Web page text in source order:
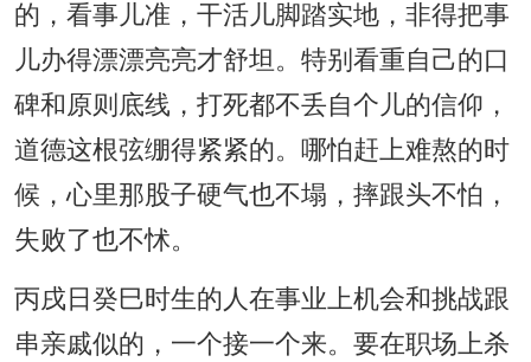
的，看事儿准，干活儿脚踏实地，非得把事
儿办得漂漂亮亮才舒坦。特别看重自己的口
碑和原则底线，打死都不丢自个儿的信仰，
道德这根弦绷得紧紧的。哪怕赶上难熬的时
候，心里那股子硬气也不塌，摔跟头不怕，
失败了也不怵。
丙戌日癸巳时生的人在事业上机会和挑战跟
串亲戚似的，一个接一个来。要在职场上杀